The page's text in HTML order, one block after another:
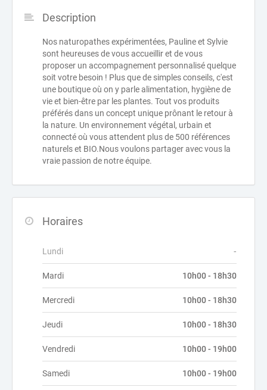
Description
Nos naturopathes expérimentées, Pauline et Sylvie
sont heureuses de vous accueillir et de vous
proposer un accompagnement personnalisé quelque
soit votre besoin ! Plus que de simples conseils, c'est
une boutique où on y parle alimentation, hygiène de
vie et bien-être par les plantes. Tout vos produits
préférés dans un concept unique prônant le retour à
la nature. Un environnement végétal, urbain et
connecté où vous attendent plus de 500 références
naturels et BIO.Nous voulons partager avec vous la
vraie passion de notre équipe.
Horaires
Lundi -
Mardi 10h00 - 18h30
Mercredi 10h00 - 18h30
Jeudi 10h00 - 18h30
Vendredi 10h00 - 19h00
Samedi 10h00 - 19h00